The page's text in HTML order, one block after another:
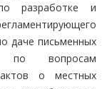
разработке и
даче письменных
по вопросам
о местных